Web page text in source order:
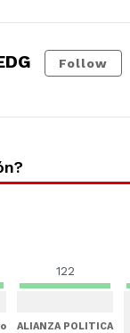
Follow
122
ALIANZA POLITICA